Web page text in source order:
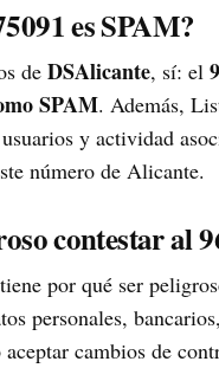
es SPAM?
de DSAlicante, sí: el
SPAM. Además,
y actividad
número de Alicante.
contestar al
por qué ser
personales,
cambios de